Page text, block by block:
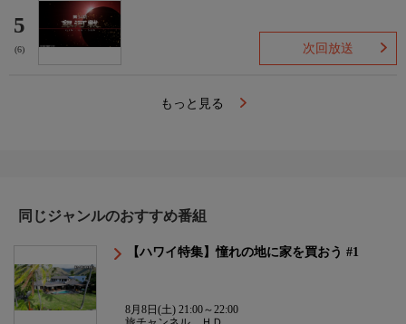
5
(6) 次回放送
もっと見る
同じジャンルのおすすめ番組
【ハワイ特集】憧れの地に家を買おう #1
8月8日(土) 21:00～22:00